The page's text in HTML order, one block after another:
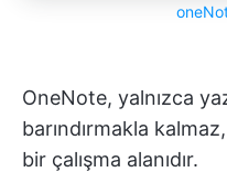
OneNote, yalnızca
barındırmakla
bir çalışma alanıdır.